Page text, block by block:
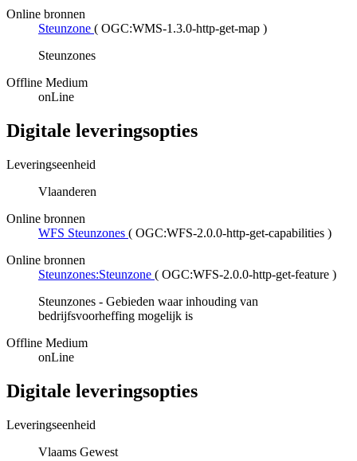
Online bronnen
Steunzone ( OGC:WMS-1.3.0-http-get-map )
Steunzones
Offline Medium
onLine
Digitale leveringsopties
Leveringseenheid
Vlaanderen
Online bronnen
WFS Steunzones ( OGC:WFS-2.0.0-http-get-capabilities )
Online bronnen
Steunzones:Steunzone ( OGC:WFS-2.0.0-http-get-feature )
Steunzones - Gebieden waar inhouding van
bedrijfsvoorheffing mogelijk is
Offline Medium
onLine
Digitale leveringsopties
Leveringseenheid
Vlaams Gewest